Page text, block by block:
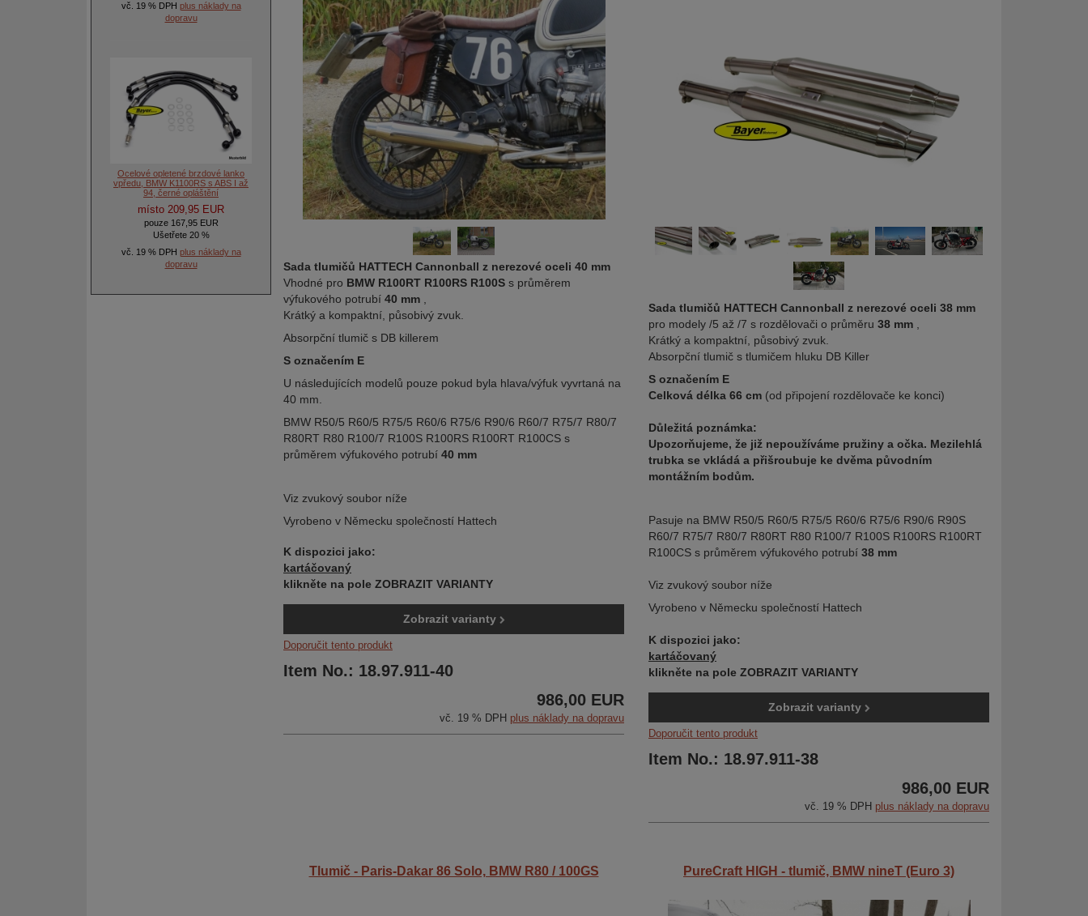
vč. 19 % DPH plus náklady na
dopravu
Ocelové opletené brzdové lanko
vpředu, BMW K1100RS s ABS I až
94, černé opláštění
místo 209,95 EUR
pouze 167,95 EUR
Ušetřete 20 %
vč. 19 % DPH plus náklady na
dopravu
Sada tlumičů HATTECH Cannonball z nerezové oceli 40 mm
Vhodné pro BMW R100RT R100RS R100S s průměrem
výfukového potrubí 40 mm ,
Krátký a kompaktní, působivý zvuk.
Absorpční tlumič s DB killerem
S označením E
U následujících modelů pouze pokud byla hlava/výfuk vyvrtaná na
40 mm.
BMW R50/5 R60/5 R75/5 R60/6 R75/6 R90/6 R60/7 R75/7 R80/7
R80RT R80 R100/7 R100S R100RS R100RT R100CS s
průměrem výfukového potrubí 40 mm
Viz zvukový soubor níže
Vyrobeno v Německu společností Hattech
K dispozici jako:
kartáčovaný
klikněte na pole ZOBRAZIT VARIANTY
Zobrazit varianty
Doporučit tento produkt
Item No.: 18.97.911-40
986,00 EUR
vč. 19 % DPH plus náklady na dopravu
Sada tlumičů HATTECH Cannonball z nerezové oceli 38 mm
pro modely /5 až /7 s rozdělovači o průměru 38 mm ,
Krátký a kompaktní, působivý zvuk.
Absorpční tlumič s tlumičem hluku DB Killer
S označením E
Celková délka 66 cm (od připojení rozdělovače ke konci)
Důležitá poznámka:
Upozorňujeme, že již nepoužíváme pružiny a očka. Mezilehlá
trubka se vkládá a přišroubuje ke dvěma původním
montážním bodům.
Pasuje na BMW R50/5 R60/5 R75/5 R60/6 R75/6 R90/6 R90S
R60/7 R75/7 R80/7 R80RT R80 R100/7 R100S R100RS R100RT
R100CS s průměrem výfukového potrubí 38 mm
Viz zvukový soubor níže
Vyrobeno v Německu společností Hattech
K dispozici jako:
kartáčovaný
klikněte na pole ZOBRAZIT VARIANTY
Zobrazit varianty
Doporučit tento produkt
Item No.: 18.97.911-38
986,00 EUR
vč. 19 % DPH plus náklady na dopravu
Tlumič - Paris-Dakar 86 Solo, BMW R80 / 100GS PureCraft HIGH - tlumič, BMW nineT (Euro 3)